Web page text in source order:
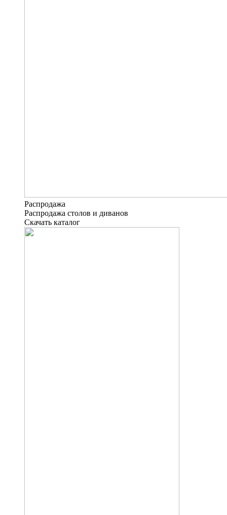
Распродажа
Распродажа столов и диванов
Скачать каталог